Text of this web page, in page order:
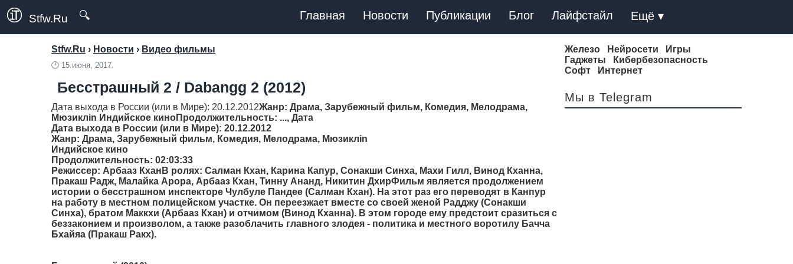
Stfw.Ru 🔍 Главная Новости Публикации Блог Лайфстайл Ещё ▾
Stfw.Ru › Новости › Видео фильмы
🕛 15 июня, 2017.
Бесстрашный 2 / Dabangg 2 (2012)
Дата выхода в России (или в Мире): 20.12.2012Жанр: Драма, Зарубежный фильм, Комедия, Мелодрама,
Мюзиклin Индийское киноПродолжительность: ..., Дата
Дата выхода в России (или в Мире): 20.12.2012
Жанр: Драма, Зарубежный фильм, Комедия, Мелодрама, Мюзиклin
Индийское кино
Продолжительность: 02:03:33
Режиссер: Арбааз КханВ ролях: Салман Кхан, Карина Капур, Сонакши Синха, Махи Гилл, Винод Кханна,
Пракаш Радж, Малайка Арора, Арбааз Кхан, Тинну Ананд, Никитин ДхирФильм является продолжением
истории о бесстрашном инспекторе Чулбуле Пандее (Салман Кхан). На этот раз его переводят в Канпур
на работу в местном полицейском участке. Он переезжает вместе со своей женой Радджу (Сонакши
Синха), братом Маккхи (Арбааз Кхан) и отчимом (Винод Кханна). В этом городе ему предстоит сразиться с
беззаконием и произволом, а также разоблачить главного злодея - политика и местного воротилу Бачча
Бхайяа (Пракаш Ракх).
Железо Нейросети
Игры
Гаджеты
Кибербезопасность
Софт
Интернет
Мы в Telegram